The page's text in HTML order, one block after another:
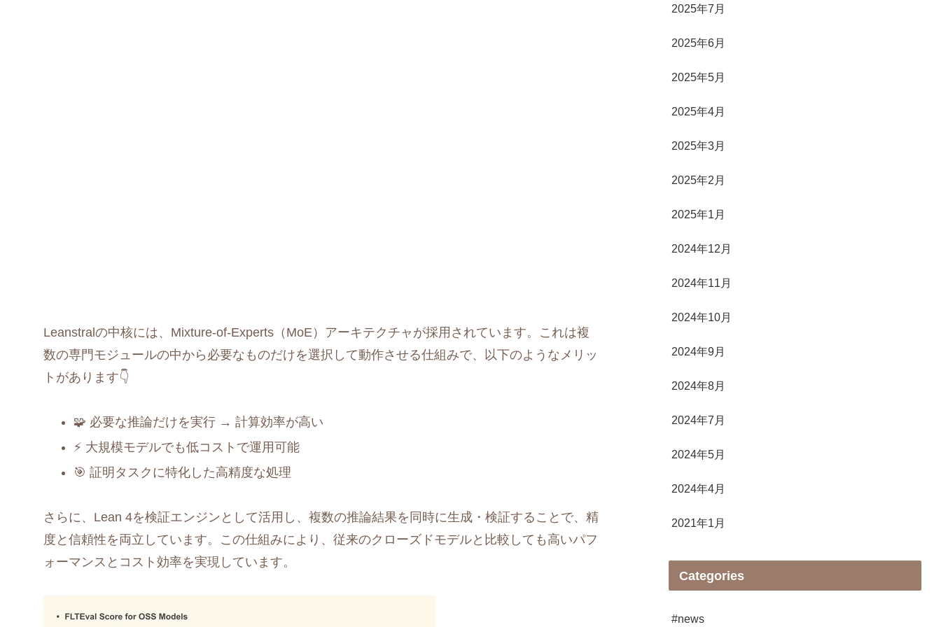
Leanstralの中核には、Mixture-of-Experts（MoE）アーキテクチャが採用されています。これは複
数の専門モジュールの中から必要なものだけを選択して動作させる仕組みで、以下のようなメリッ
トがあります👇
🧩 必要な推論だけを実行 → 計算効率が高い
⚡ 大規模モデルでも低コストで運用可能
🎯 証明タスクに特化した高精度な処理
さらに、Lean 4を検証エンジンとして活用し、複数の推論結果を同時に生成・検証することで、精
度と信頼性を両立しています。この仕組みにより、従来のクローズドモデルと比較しても高いパフ
ォーマンスとコスト効率を実現しています。
2025年7月
2025年6月
2025年5月
2025年4月
2025年3月
2025年2月
2025年1月
2024年12月
2024年11月
2024年10月
2024年9月
2024年8月
2024年7月
2024年5月
2024年4月
2021年1月
Categories
#news